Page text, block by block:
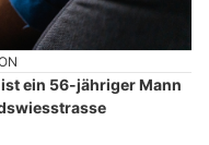
ein 56-jähriger Mann